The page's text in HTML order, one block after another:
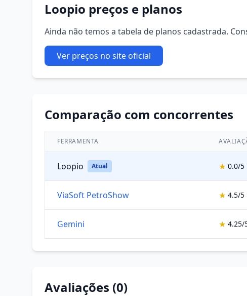
Loopio preços e planos
Ainda não temos a tabela de planos cadastrada.
Ver preços no site oficial
Comparação com concorrentes
FERRAMENTA
Loopio Atual ★ 0.0/5
ViaSoft PetroShow ★ 4.5/5
Gemini ★ 4.25/
Avaliações (0)